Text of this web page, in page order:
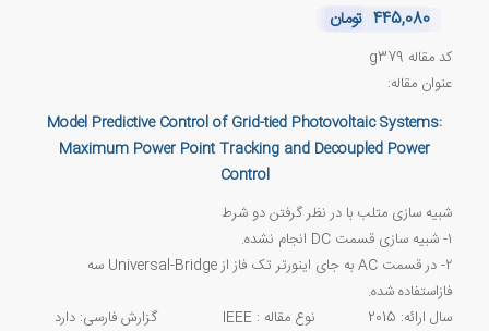
445,080 تومان
کد مقاله g379
عنوان مقاله:
Model Predictive Control of Grid-tied Photovoltaic Systems:
Maximum Power Point Tracking and Decoupled Power
Control
شبیه سازی متلب با در نظر گرفتن دو شرط
۱- شبیه سازی قسمت DC انجام نشده.
۲- در قسمت AC به جای اینورتر تک فاز از Universal-Bridge سه
فازاستفاده شده.
سال ارائه: 2015 نوع مقاله : IEEE گزارش فارسی: دارد